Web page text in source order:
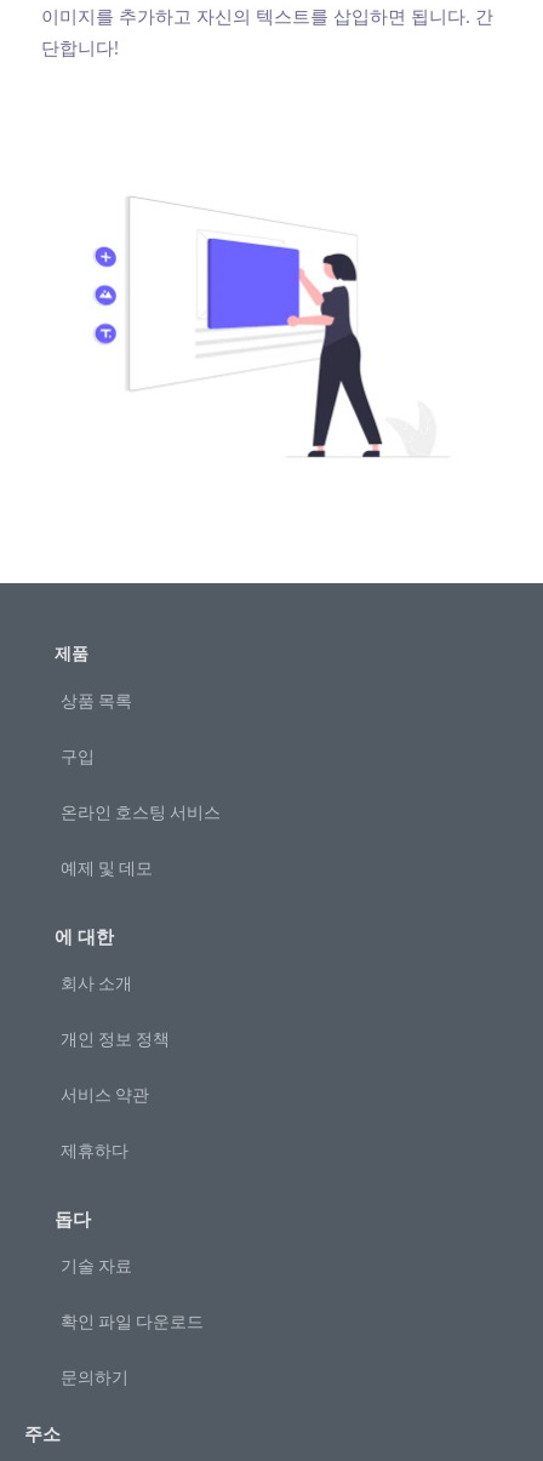
이미지를 추가하고 자신의 텍스트를 삽입하면 됩니다. 간
단합니다!
제품
상품 목록
구입
온라인 호스팅 서비스
예제 및 데모
에 대한
회사 소개
개인 정보 정책
서비스 약관
제휴하다
돕다
기술 자료
확인 파일 다운로드
문의하기
주소